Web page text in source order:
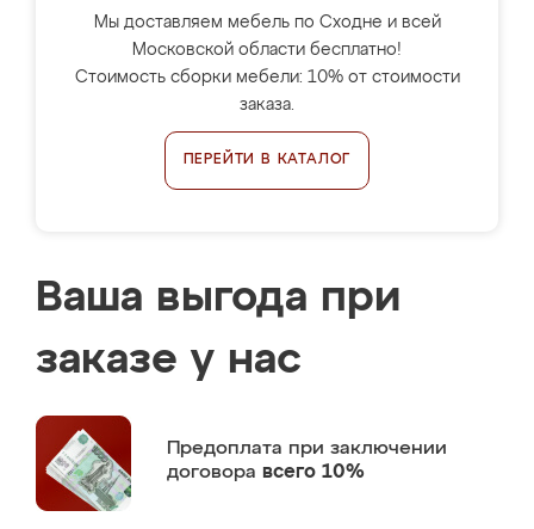
Мы доставляем мебель по Сходне и всей
Московской области бесплатно!
Стоимость сборки мебели: 10% от стоимости
заказа.
ПЕРЕЙТИ В КАТАЛОГ
Ваша выгода при
заказе у нас
Предоплата при заключении
договора всего 10%